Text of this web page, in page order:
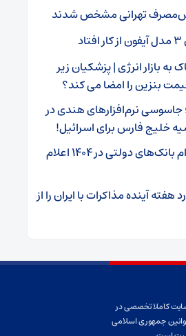
تهرانی مشخص شدند
بازار انرژی | پزشکیان زیر
بنزین را امضا می کند؟
نرم‌افزارهای هندی در
خلیج فارس برای اسرائیل!
شرایط استخدام بانک‌های دولتی در ۱۴۰۴ اعلام
هفته آینده مذاکرات با ایران را از
کاملا تخصصی در
جمهوری اسلامی